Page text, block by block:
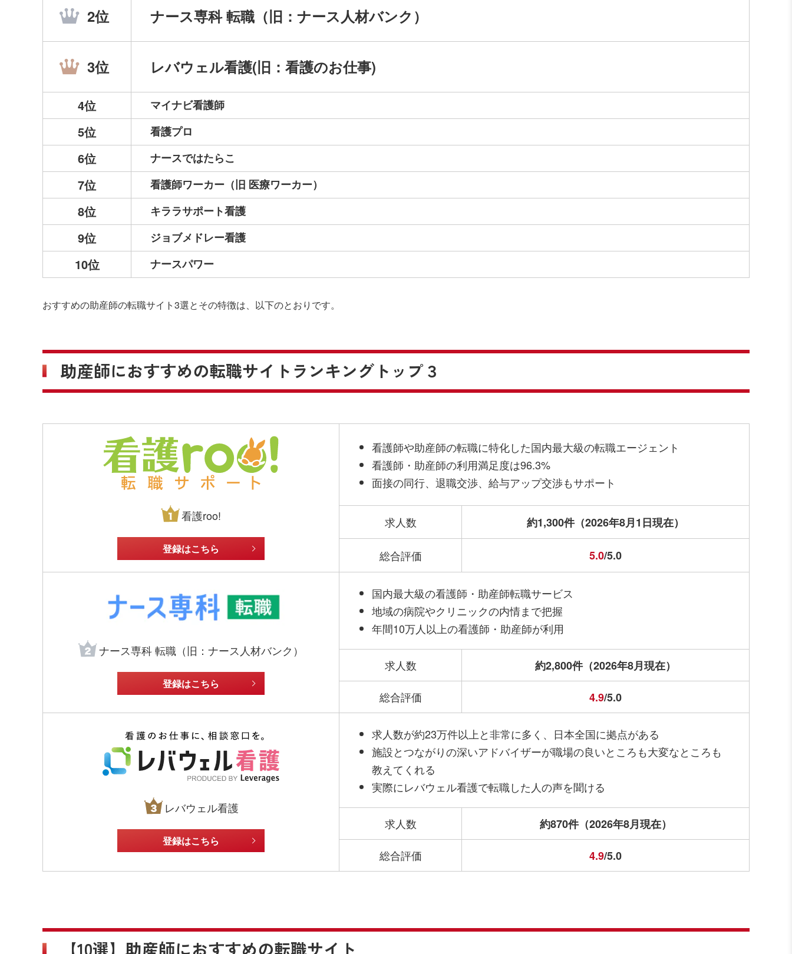
2位 ナース専科 転職 （旧：ナース人材バンク）
3位 レバウェル看護(旧：看護のお仕事)
4位 マイナビ看護師
5位 看護プロ
6位 ナースではたらこ
7位 看護師ワーカー （旧 医療ワーカー）
8位 キララサポート看護
9位 ジョブメドレー看護
10位 ナースパワー
おすすめの助産師の転職サイト3選とその特徴は、以下のとおりです。
助産師におすすめの転職サイト ランキングトップ３
看護roo!
登録はこちら
看護師や助産師の転職に特化した国内最大級の転職エージェント
看護師・助産師の利用満足度は96.3%
面接の同行、退職交渉、給与アップ交渉もサポート
求人数 約1,300件（2026年8月1日現在）
総合評価 5.0/5.0
ナース専科 転職（旧：ナース人材バンク）
登録はこちら
国内最大級の看護師・助産師転職サービス
地域の病院やクリニックの内情まで把握
年間10万人以上の看護師・助産師が利用
求人数 約2,800件（2026年8月現在）
総合評価 4.9/5.0
レバウェル看護
登録はこちら
求人数が約23万件以上と非常に多く、日本全国に拠点がある
施設とつながりの深いアドバイザーが職場の良いところも大変なところも
教えてくれる
実際にレバウェル看護で転職した人の声を聞ける
求人数 約870件（2026年8月現在）
総合評価 4.9/5.0
【10選】助産師におすすめの転職サイト